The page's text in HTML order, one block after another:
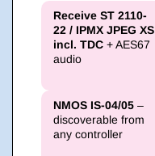
Receive ST 2110-
22 / IPMX JPEG XS
incl. TDC + AES67
audio
NMOS IS-04/05 –
discoverable from
any controller